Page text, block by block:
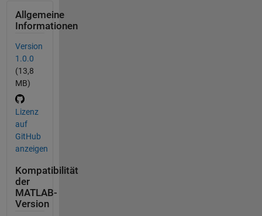
Allgemeine
Informationen
Version
1.0.0
(13,8
MB)
Lizenz
auf
GitHub
anzeigen
Kompatibilität
der
MATLAB-
Version